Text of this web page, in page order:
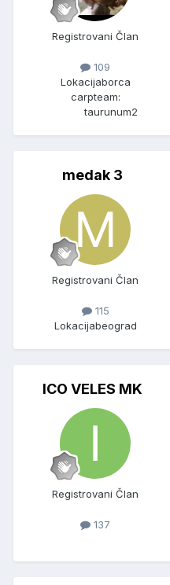
Registrovani Član
109
Lokacijaborca
carpteam:
taurunum2
medak 3
Registrovani Član
115
Lokacijabeograd
ICO VELES MK
Registrovani Član
137